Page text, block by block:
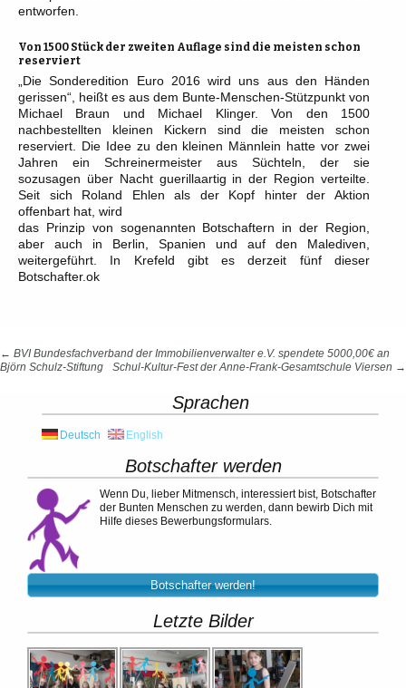
entworfen.
Von 1500 Stück der zweiten Auflage sind die meisten schon
reserviert
„Die Sonderedition Euro 2016 wird uns aus den Händen
gerissen“, heißt es aus dem Bunte-Menschen-Stützpunkt von
Michael Braun und Michael Klinger. Von den 1500
nachbestellten kleinen Kickern sind die meisten schon
reserviert. Die Idee zu den kleinen Männlein hatte vor zwei
Jahren ein Schreinermeister aus Süchteln, der sie
sozusagen über Nacht guerillaartig in der Region verteilte.
Seit sich Roland Ehlen als der Kopf hinter der Aktion
offenbart hat, wird
das Prinzip von sogenannten Botschaftern in der Region,
aber auch in Berlin, Spanien und auf den Malediven,
weitergeführt. In Krefeld gibt es derzeit fünf dieser
Botschafter.ok
Beitragsnavigation
← BVI Bundesfachverband der Immobilienverwalter e.V. spendete 5000,00€ an
Björn Schulz-Stiftung
Schul-Kultur-Fest der Anne-Frank-Gesamtschule Viersen →
Sprachen
Deutsch English
Botschafter werden
Wenn Du, lieber Mitmensch, interessiert bist, Botschafter
der Bunten Menschen zu werden, dann bewirb Dich mit
Hilfe dieses Bewerbungsformulars.
Botschafter werden!
Letzte Bilder